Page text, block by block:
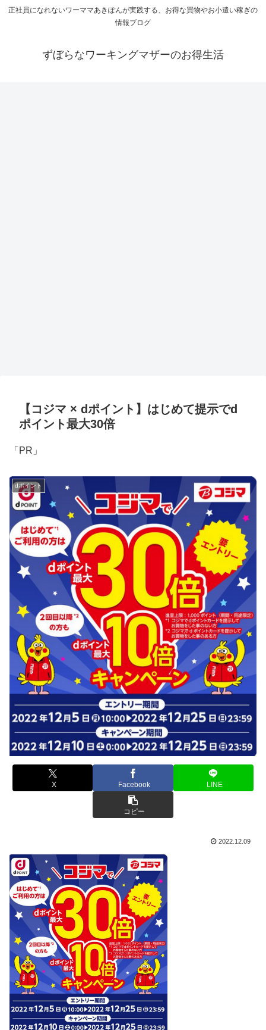
正社員になれないワーママあきぽんが実践する、お得な買物やお小遣い稼ぎの
情報ブログ
ずぼらなワーキングマザーのお得生活
【コジマ × dポイント】はじめて提示でd
ポイント最大30倍
「PR」
dポイント
X Facebook LINE
コピー
2022.12.09